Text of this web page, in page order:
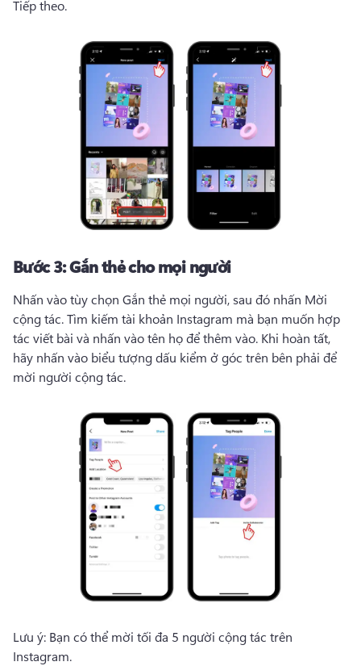
Tiếp theo.
Bước 3:Gắn thẻ cho mọi người
Nhấn vào tùy chọn Gắn thẻ mọi người, sau đó nhấn Mời
cộng tác. Tìm kiếm tài khoản Instagram mà bạn muốn hợp
tác viết bài và nhấn vào tên họ để thêm vào. Khi hoàn tất,
hãy nhấn vào biểu tượng dấu kiểm ở góc trên bên phải để
mời người cộng tác.
Lưu ý: Bạn có thể mời tối đa 5 người cộng tác trên
Instagram.